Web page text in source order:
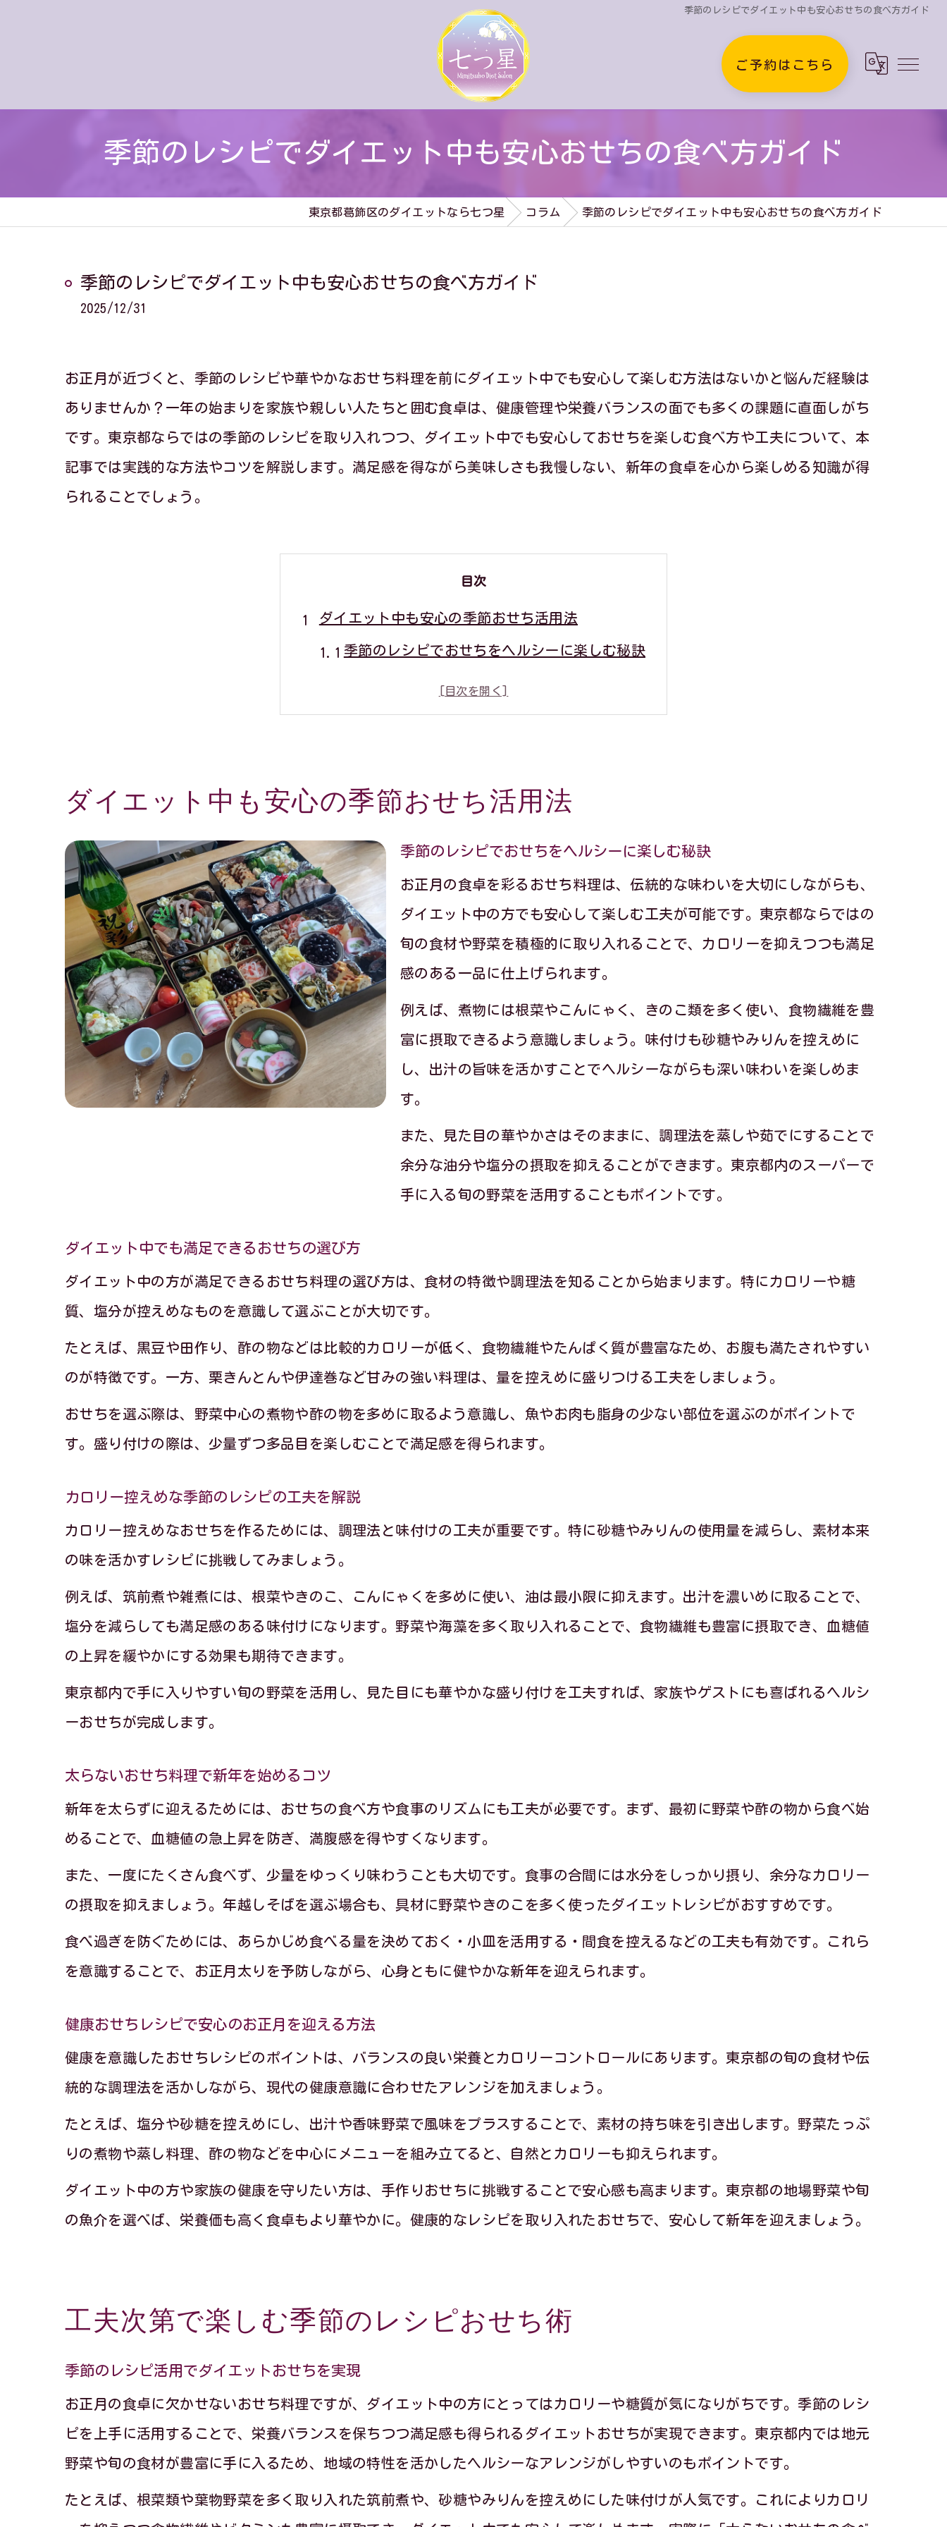
季節のレシピでダイエット中も安心おせちの食べ方ガイド
ご予約はこちら
季節のレシピでダイエット中も安心おせちの食べ方ガイド
東京都葛飾区のダイエットなら七つ星 コラム 季節のレシピでダイエット中も安心おせちの食べ方ガイド
季節のレシピでダイエット中も安心おせちの食べ方ガイド
2025/12/31
お正月が近づくと、季節のレシピや華やかなおせち料理を前にダイエット中でも安心して楽しむ方法はないかと悩んだ経験は
ありませんか？一年の始まりを家族や親しい人たちと囲む食卓は、健康管理や栄養バランスの面でも多くの課題に直面しがち
です。東京都ならではの季節のレシピを取り入れつつ、ダイエット中でも安心しておせちを楽しむ食べ方や工夫について、本
記事では実践的な方法やコツを解説します。満足感を得ながら美味しさも我慢しない、新年の食卓を心から楽しめる知識が得
られることでしょう。
目次
ダイエット中も安心の季節おせち活用法
季節のレシピでおせちをヘルシーに楽しむ秘訣
ダイエット中でも満足できるおせちの選び方
カロリー控えめな季節のレシピの工夫を解説
工夫次第で楽しむ季節のレシピおせち術
季節のレシピ活用でダイエットおせちを実現
おせち料理をヘルシーにアレンジする方法
食物繊維豊富な食材で満足感アップの秘訣
ダイエット中も飽きないおせちの食べ方工夫
健康的に楽しむための季節のレシピ選び方
お正月太りを防ぐおせち料理の秘訣
季節のレシピで太らないおせちのポイント解説
ダイエットおせちの食べ方で正月太り対策
おせち料理と組み合わせるヘルシーメニュー
血糖値を抑える食べ方の実践テクニック
お腹いっぱいでも安心なレシピの工夫法
健康管理に役立つおせちの食べ方提案
野菜中心で満足できるおせちの選び方
太らないおせちレシピの簡単アレンジ術
血糖値対策に効くおせち料理の食べ順
野菜から始める季節のレシピおせち実践法
ダイエット中に安心なおせちの食べ順解説
ダイエット中も安心の季節おせち活用法
季節のレシピでおせちをヘルシーに楽しむ秘訣
お正月の食卓を彩るおせち料理は、伝統的な味わいを大切にしながらも、
ダイエット中の方でも安心して楽しむ工夫が可能です。東京都ならではの
旬の食材や野菜を積極的に取り入れることで、カロリーを抑えつつも満足
感のある一品に仕上げられます。
例えば、煮物には根菜やこんにゃく、きのこ類を多く使い、食物繊維を豊
富に摂取できるよう意識しましょう。味付けも砂糖やみりんを控えめに
し、出汁の旨味を活かすことでヘルシーながらも深い味わいを楽しめま
す。
また、見た目の華やかさはそのままに、調理法を蒸しや茹でにすることで
余分な油分や塩分の摂取を抑えることができます。東京都内のスーパーで
手に入る旬の野菜を活用することもポイントです。
ダイエット中でも満足できるおせちの選び方
ダイエット中の方が満足できるおせち料理の選び方は、食材の特徴や調理法を知ることから始まります。特にカロリーや糖
質、塩分が控えめなものを意識して選ぶことが大切です。
たとえば、黒豆や田作り、酢の物などは比較的カロリーが低く、食物繊維やたんぱく質が豊富なため、お腹も満たされやすい
のが特徴です。一方、栗きんとんや伊達巻など甘みの強い料理は、量を控えめに盛りつける工夫をしましょう。
おせちを選ぶ際は、野菜中心の煮物や酢の物を多めに取るよう意識し、魚やお肉も脂身の少ない部位を選ぶのがポイントで
す。盛り付けの際は、少量ずつ多品目を楽しむことで満足感を得られます。
カロリー控えめな季節のレシピの工夫を解説
カロリー控えめなおせちを作るためには、調理法と味付けの工夫が重要です。特に砂糖やみりんの使用量を減らし、素材本来
の味を活かすレシピに挑戦してみましょう。
例えば、筑前煮や雑煮には、根菜やきのこ、こんにゃくを多めに使い、油は最小限に抑えます。出汁を濃いめに取ることで、
塩分を減らしても満足感のある味付けになります。野菜や海藻を多く取り入れることで、食物繊維も豊富に摂取でき、血糖値
の上昇を緩やかにする効果も期待できます。
東京都内で手に入りやすい旬の野菜を活用し、見た目にも華やかな盛り付けを工夫すれば、家族やゲストにも喜ばれるヘルシ
ーおせちが完成します。
太らないおせち料理で新年を始めるコツ
新年を太らずに迎えるためには、おせちの食べ方や食事のリズムにも工夫が必要です。まず、最初に野菜や酢の物から食べ始
めることで、血糖値の急上昇を防ぎ、満腹感を得やすくなります。
また、一度にたくさん食べず、少量をゆっくり味わうことも大切です。食事の合間には水分をしっかり摂り、余分なカロリー
の摂取を抑えましょう。年越しそばを選ぶ場合も、具材に野菜やきのこを多く使ったダイエットレシピがおすすめです。
食べ過ぎを防ぐためには、あらかじめ食べる量を決めておく・小皿を活用する・間食を控えるなどの工夫も有効です。これら
を意識することで、お正月太りを予防しながら、心身ともに健やかな新年を迎えられます。
健康おせちレシピで安心のお正月を迎える方法
健康を意識したおせちレシピのポイントは、バランスの良い栄養とカロリーコントロールにあります。東京都の旬の食材や伝
統的な調理法を活かしながら、現代の健康意識に合わせたアレンジを加えましょう。
たとえば、塩分や砂糖を控えめにし、出汁や香味野菜で風味をプラスすることで、素材の持ち味を引き出します。野菜たっぷ
りの煮物や蒸し料理、酢の物などを中心にメニューを組み立てると、自然とカロリーも抑えられます。
ダイエット中の方や家族の健康を守りたい方は、手作りおせちに挑戦することで安心感も高まります。東京都の地場野菜や旬
の魚介を選べば、栄養価も高く食卓もより華やかに。健康的なレシピを取り入れたおせちで、安心して新年を迎えましょう。
工夫次第で楽しむ季節のレシピおせち術
季節のレシピ活用でダイエットおせちを実現
お正月の食卓に欠かせないおせち料理ですが、ダイエット中の方にとってはカロリーや糖質が気になりがちです。季節のレシ
ピを上手に活用することで、栄養バランスを保ちつつ満足感も得られるダイエットおせちが実現できます。東京都内では地元
野菜や旬の食材が豊富に手に入るため、地域の特性を活かしたヘルシーなアレンジがしやすいのもポイントです。
たとえば、根菜類や葉物野菜を多く取り入れた筑前煮や、砂糖やみりんを控えめにした味付けが人気です。これによりカロリ